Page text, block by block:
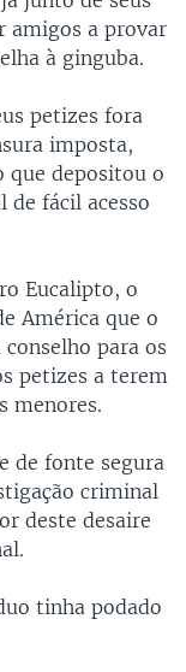
amigos a provar
à ginguba.
petizes fora
imposta,
que depositou o
fácil acesso
Eucalipto, o
América que o
para os
petizes a terem
menores.
de fonte segura
criminal
deste desaire
tinha podado